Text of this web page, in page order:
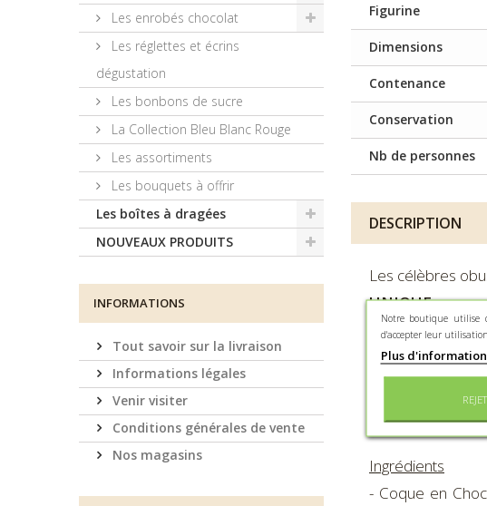
Les enrobés chocolat
Les réglettes et écrins
dégustation
Les bonbons de sucre
La Collection Bleu Blanc Rouge
Les assortiments
Les bouquets à offrir
Les boîtes à dragées
NOUVEAUX PRODUITS
INFORMATIONS
Tout savoir sur la livraison
Informations légales
Venir visiter
Conditions générales de vente
Nos magasins
Figurine
Dimensions
Contenance
Conservation
Nb de personnes
DESCRIPTION
Les célèbres
UNIQUEau
dragées aux
Hauteur :22 cm.
Contenance :400
Ingrédients
- Coque en
Notre boutique utilise
d'accepter leur
Plus